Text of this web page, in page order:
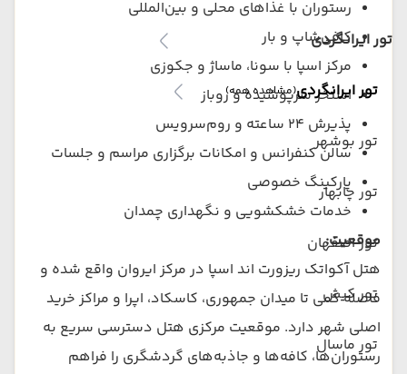
تور ایرانگردی
تور ایرانگردی(مشاهده همه)
تور بوشهر
تور چابهار
تور اصفهان
تور کیش
تور ماسال
رستوران با غذاهای محلی و بین‌المللی
کافی‌شاپ و بار
مرکز اسپا با سونا، ماساژ و جکوزی
استخر سرپوشیده و روباز
پذیرش ۲۴ ساعته و روم‌سرویس
سالن کنفرانس و امکانات برگزاری مراسم و جلسات
پارکینگ خصوصی
خدمات خشکشویی و نگهداری چمدان
موقعیت:
هتل آکواتک ریزورت اند اسپا در مرکز ایروان واقع شده و
فاصله کمی تا میدان جمهوری، کاسکاد، اپرا و مراکز خرید
اصلی شهر دارد. موقعیت مرکزی هتل دسترسی سریع به
رستوران‌ها، کافه‌ها و جاذبه‌های گردشگری را فراهم